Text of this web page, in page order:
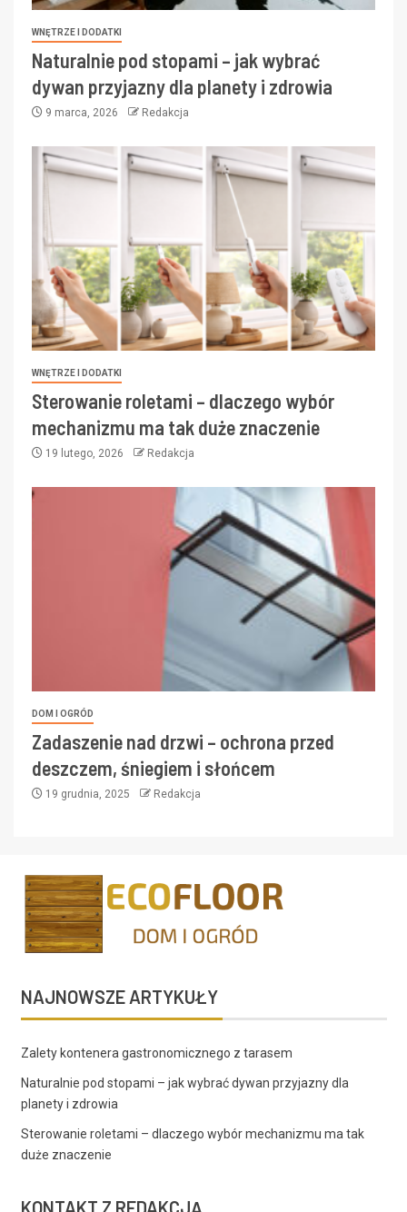
WNĘTRZE I DODATKI
Naturalnie pod stopami – jak wybrać
dywan przyjazny dla planety i zdrowia
9 marca, 2026 Redakcja
WNĘTRZE I DODATKI
Sterowanie roletami – dlaczego wybór
mechanizmu ma tak duże znaczenie
19 lutego, 2026 Redakcja
DOM I OGRÓD
Zadaszenie nad drzwi – ochrona przed
deszczem, śniegiem i słońcem
19 grudnia, 2025 Redakcja
NAJNOWSZE ARTYKUŁY
Zalety kontenera gastronomicznego z tarasem
Naturalnie pod stopami – jak wybrać dywan przyjazny dla
planety i zdrowia
Sterowanie roletami – dlaczego wybór mechanizmu ma tak
duże znaczenie
KONTAKT Z REDAKCJĄ